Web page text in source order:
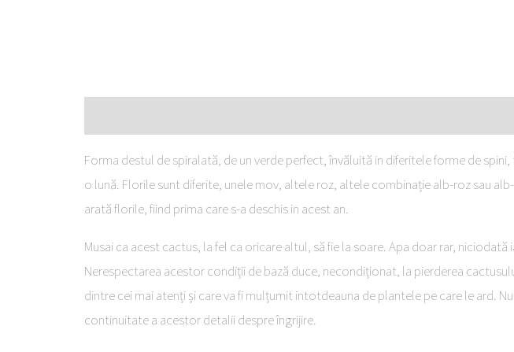
Forma destul de spiralată, de un verde perfect, învăluită in diferitele forme de
o lună. Florile sunt diferite, unele mov, altele roz, altele combinație alb-roz sau
arată florile, fiind prima care s-a deschis in acest an.
Musai ca acest cactus, la fel ca oricare altul, să fie la soare. Apa doar rar,
Nerespectarea acestor condiții de bază duce, necondiționat, la pierderea
dintre cei mai atenți și care va fi mulțumit intotdeauna de plantele pe care le ard.
continuitate a acestor detalii despre îngrijire.